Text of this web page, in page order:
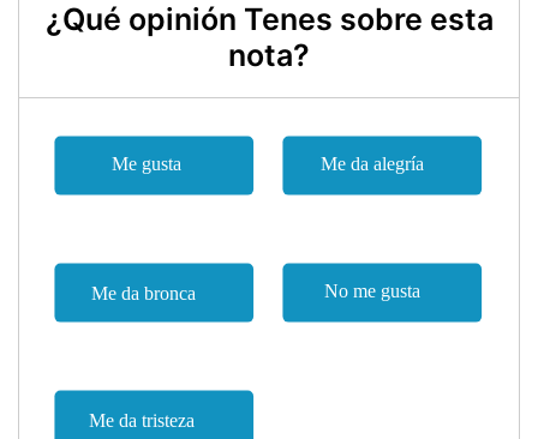
¿Qué opinión Tenes sobre esta
nota?